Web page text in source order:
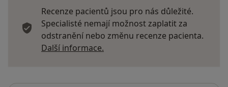
Recenze pacientů jsou pro nás důležité.
Specialisté nemají možnost zaplatit za
odstranění nebo změnu recenze pacienta.
Další informace.